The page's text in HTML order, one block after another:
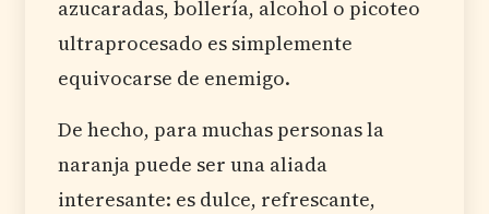
azucaradas, bollería, alcohol o picoteo
ultraprocesado es simplemente
equivocarse de enemigo.
De hecho, para muchas personas la
naranja puede ser una aliada
interesante: es dulce, refrescante,